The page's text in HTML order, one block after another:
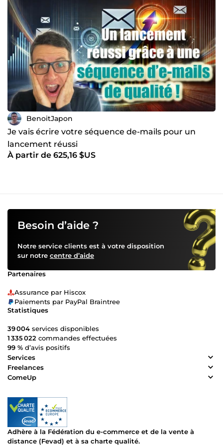
BenoitJapon
Je vais écrire votre séquence de-mails pour un
lancement réussi
À partir de 625,16 $US
Besoin d’aide ?
Notre service clients est à votre disposition
sur notre centre d’aide
Partenaires
Assurance par Hiscox
Paiements par PayPal Braintree
Statistiques
39 004 services disponibles
1 335 022 commandes effectuées
99 % d’avis positifs
Services
Freelances
ComeUp
Adhère à la Fédération du e-commerce et de la vente à
distance (Fevad) et à sa charte qualité.